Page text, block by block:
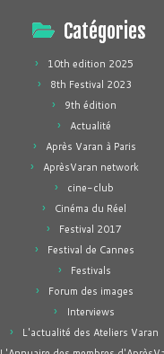
Catégories
10th edition 2025
8th Festival 2023
9th édition
Actualité
Après Varan à Paris
AprèsVaran network
cine-club
Cinéma du Réel
Festival 2017
Festival de Cannes
Festivals
Forum des images
Interviews
L'actualité des Ateliers Varan